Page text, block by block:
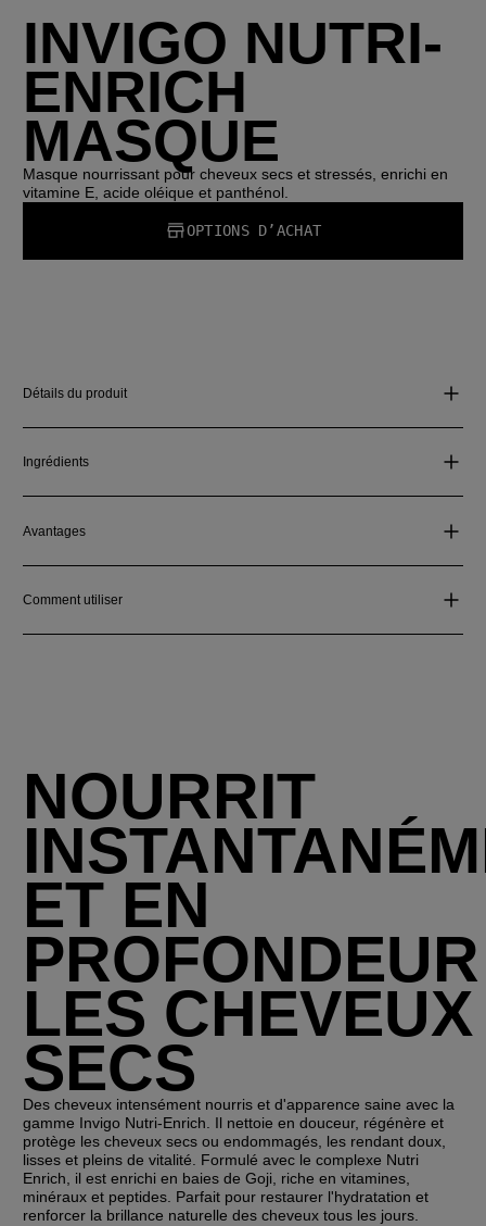
INVIGO NUTRI-
ENRICH
MASQUE
Masque nourrissant pour cheveux secs et stressés, enrichi en
vitamine E, acide oléique et panthénol.
OPTIONS D’ACHAT
Détails du produit
Ingrédients
Avantages
Comment utiliser
NOURRIT
ET EN
PROFONDEUR
LES CHEVEUX
SECS
Des cheveux intensément nourris et d'apparence saine avec la
gamme Invigo Nutri-Enrich. Il nettoie en douceur, régénère et
protège les cheveux secs ou endommagés, les rendant doux,
lisses et pleins de vitalité. Formulé avec le complexe Nutri
Enrich, il est enrichi en baies de Goji, riche en vitamines,
minéraux et peptides. Parfait pour restaurer l'hydratation et
renforcer la brillance naturelle des cheveux tous les jours.